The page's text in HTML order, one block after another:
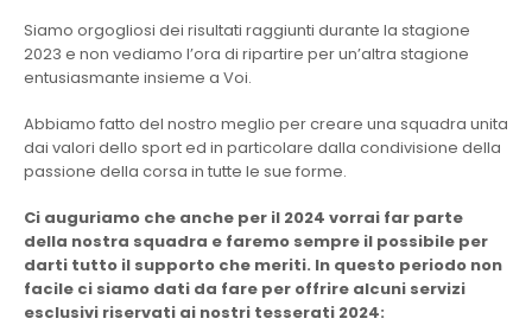
Siamo orgogliosi dei risultati raggiunti durante la stagione
2023 e non vediamo l’ora di ripartire per un’altra stagione
entusiasmante insieme a Voi.
Abbiamo fatto del nostro meglio per creare una squadra unita
dai valori dello sport ed in particolare dalla condivisione della
passione della corsa in tutte le sue forme.
Ci auguriamo che anche per il 2024 vorrai far parte
della nostra squadra e faremo sempre il possibile per
darti tutto il supporto che meriti. In questo periodo non
facile ci siamo dati da fare per offrire alcuni servizi
esclusivi riservati ai nostri tesserati 2024: